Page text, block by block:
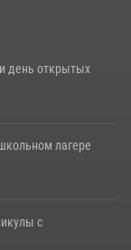
день открытых
лагере
с